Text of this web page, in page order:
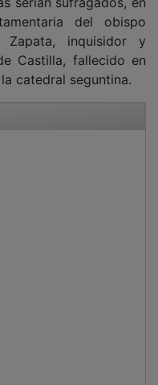
del obispo
Zapata, inquisidor y
Castilla, fallecido en
catedral seguntina.